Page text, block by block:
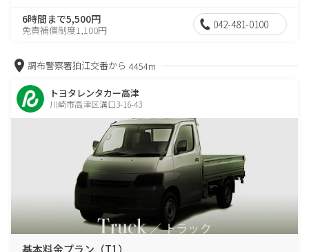
6時間まで5,500円
免責補償制度1,100円 042-481-0100
調布警察署狛江交番から 4454m
トヨタレンタカー高津
川崎市高津区溝口3-16-43
基本料金プラン（T1）